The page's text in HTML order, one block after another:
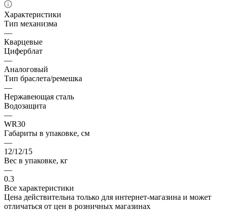
Характеристики
Тип механизма
—
Кварцевые
Циферблат
—
Аналоговый
Тип браслета/ремешка
—
Нержавеющая сталь
Водозащита
—
WR30
Габариты в упаковке, см
—
12/12/15
Вес в упаковке, кг
—
0.3
Все характеристики
Цена действительна только для интернет-магазина и может
отличаться от цен в розничных магазинах